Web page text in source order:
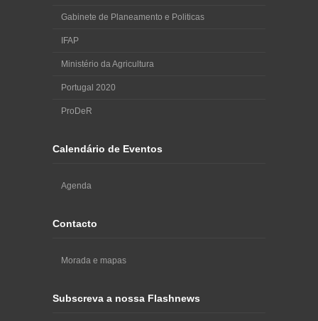
Gabinete de Planeamento e Politicas
IFAP
Ministério da Agricultura
Portugal 2020
ProDeR
Calendário de Eventos
Agenda
Contacto
Morada e mapas
Subscreva a nossa Flashnews